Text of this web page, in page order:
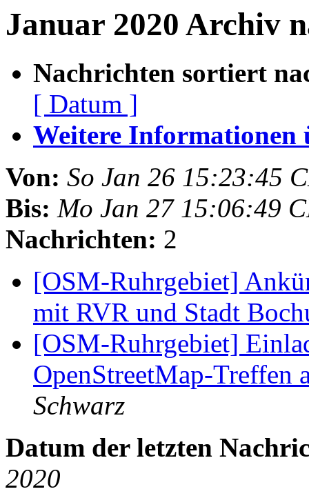
Januar 2020 Archiv
Nachrichten sortiert
[ Datum ]
Weitere Informationen
Von: So Jan 26 15:23:45
Bis: Mo Jan 27 15:06:49
Nachrichten: 2
[OSM-Ruhrgebiet]
mit RVR und Stadt
[OSM-Ruhrgebiet]
OpenStreetMap-Treffen
Schwarz
Datum der letzten
2020